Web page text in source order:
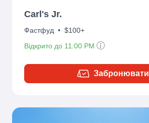
Carl's Jr.
Фастфуд • $100+
Відкрито до 11:00 PM
Забронювати